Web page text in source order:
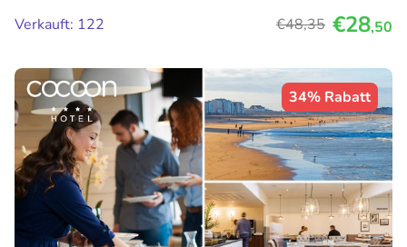
Verkauft: 122
€48,35 €28,50
34% Rabatt